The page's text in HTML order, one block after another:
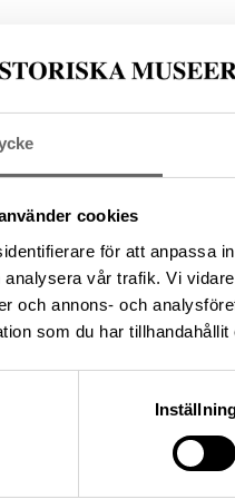
cookies
för att anpassa
vår trafik. Vi
och annons- och
som du har
E67E12F3-2D96-4C91-
att använda enligt licensen CC0.
museer.